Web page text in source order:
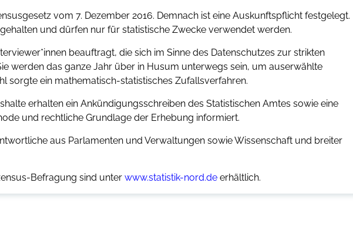
vom 7. Dezember 2016. Demnach ist eine Auskunftspflicht festgelegt.
und dürfen nur für statistische Zwecke verwendet werden.
beauftragt, die sich im Sinne des Datenschutzes zur strikten
werden das ganze Jahr über in Husum unterwegs sein, um auserwählte
sorgte ein mathematisch-statistisches Zufallsverfahren.
erhalten ein Ankündigungsschreiben des Statistischen Amtes sowie eine
und rechtliche Grundlage der Erhebung informiert.
aus Parlamenten und Verwaltungen sowie Wissenschaft und breiter
Befragung sind unter www.statistik-nord.de erhältlich.